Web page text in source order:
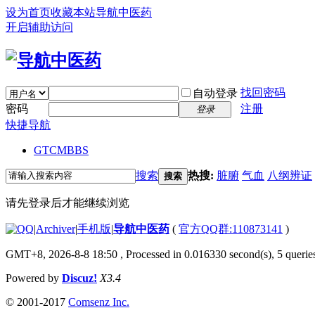
设为首页收藏本站导航中医药
开启辅助访问
自动登录 找回密码
密码
登录
注册
快捷导航
GTCMBBS
搜索 搜索 热搜: 脏腑 气血 八纲辨证
请先登录后才能继续浏览
|Archiver|手机版|导航中医药 ( 官方QQ群:110873141 )
GMT+8, 2026-8-8 18:50 , Processed in 0.016330 second(s), 5
Powered by Discuz! X3.4
© 2001-2017 Comsenz Inc.